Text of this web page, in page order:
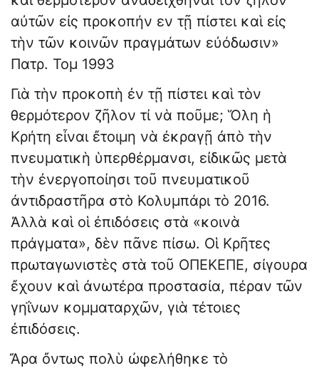
αὐτῶν εἰς προκοπήν εν τῇ πίστει καὶ εἰς
τὴν τῶν κοινῶν πραγμάτων εὐόδωσιν»
Πατρ. Τομ 1993
Γιὰ τὴν προκοπὴ ἐν τῇ πίστει καὶ τὸν
θερμότερον ζῆλον τί νὰ ποῦμε; Ὅλη ἡ
Κρήτη εἶναι ἔτοιμη νὰ ἐκραγῇ ἀπὸ τὴν
πνευματικὴ ὑπερθέρμανσι, εἰδικῶς μετὰ
τὴν ἐνεργοποίησι τοῦ πνευματικοῦ
ἀντιδραστῆρα στὸ Κολυμπάρι τὸ 2016.
Ἀλλὰ καὶ οἱ ἐπιδόσεις στὰ «κοινὰ
πράγματα», δὲν πᾶνε πίσω. Οἱ Κρῆτες
πρωταγωνιστὲς στὰ τοῦ ΟΠΕΚΕΠΕ, σίγουρα
ἔχουν καὶ ἀνωτέρα προστασία, πέραν τῶν
γηΐνων κομματαρχῶν, γιὰ τέτοιες
ἐπιδόσεις.
Ἄρα ὄντως πολὺ ὠφελήθηκε τὸ